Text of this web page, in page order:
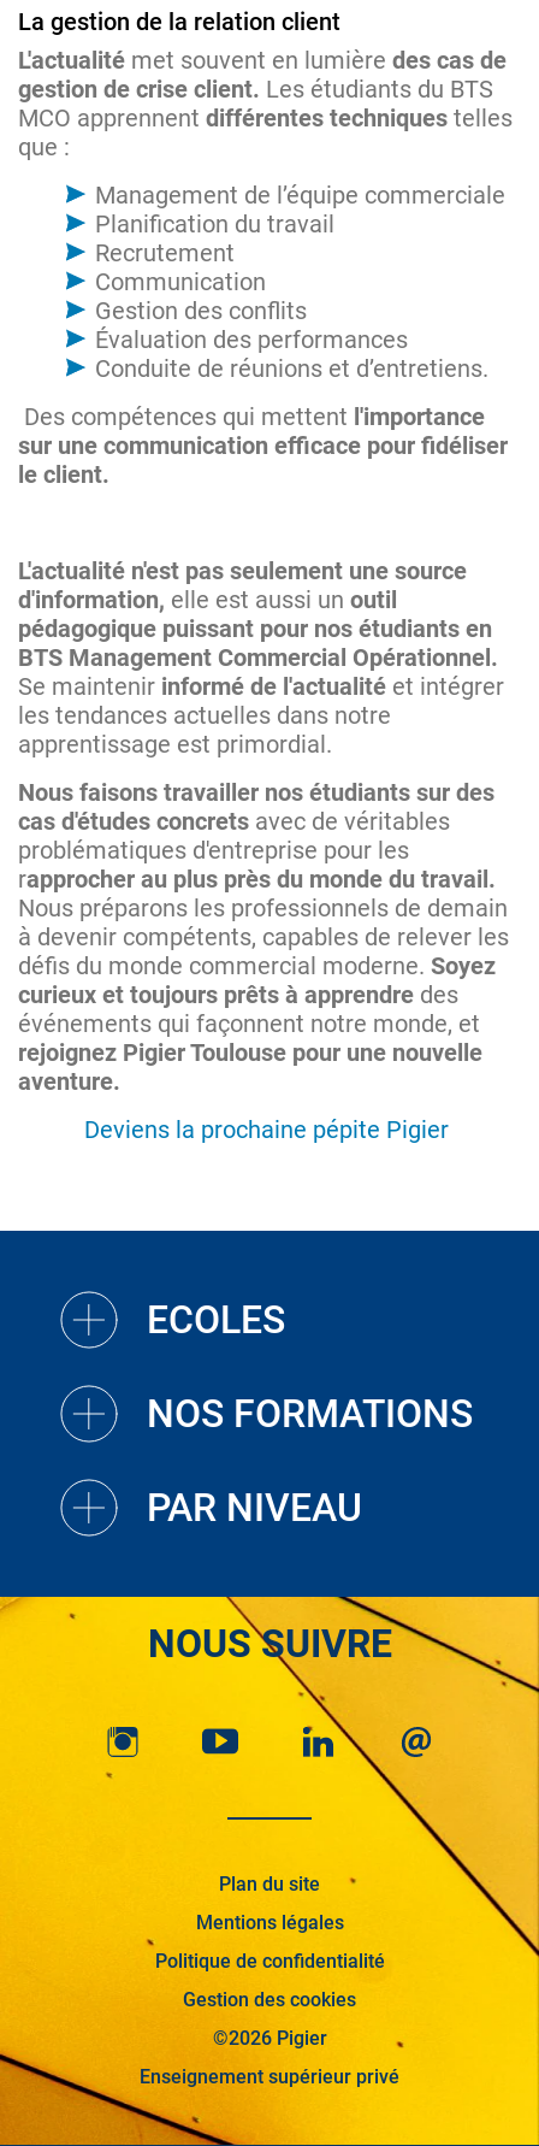
La gestion de la relation client
L'actualité met souvent en lumière des cas de
gestion de crise client. Les étudiants du BTS
MCO apprennent différentes techniques telles
que :
Management de l’équipe commerciale
Planification du travail
Recrutement
Communication
Gestion des conflits
Évaluation des performances
Conduite de réunions et d’entretiens.
Des compétences qui mettent l'importance
sur une communication efficace pour fidéliser
le client.
L'actualité n'est pas seulement une source
d'information, elle est aussi un outil
pédagogique puissant pour nos étudiants en
BTS Management Commercial Opérationnel.
Se maintenir informé de l'actualité et intégrer
les tendances actuelles dans notre
apprentissage est primordial.
Nous faisons travailler nos étudiants sur des
cas d'études concrets avec de véritables
problématiques d'entreprise pour les
rapprocher au plus près du monde du travail.
Nous préparons les professionnels de demain
à devenir compétents, capables de relever les
défis du monde commercial moderne. Soyez
curieux et toujours prêts à apprendre des
événements qui façonnent notre monde, et
rejoignez Pigier Toulouse pour une nouvelle
aventure.
Deviens la prochaine pépite Pigier
ECOLES
NOS FORMATIONS
PAR NIVEAU
NOUS SUIVRE
Plan du site
Mentions légales
Politique de confidentialité
Gestion des cookies
©2026 Pigier
Enseignement supérieur privé